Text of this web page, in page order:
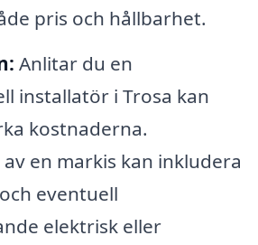
pris och hållbarhet.
Anlitar du en
installatör i Trosa kan
kostnaderna.
en markis kan inkludera
eventuell
elektrisk eller